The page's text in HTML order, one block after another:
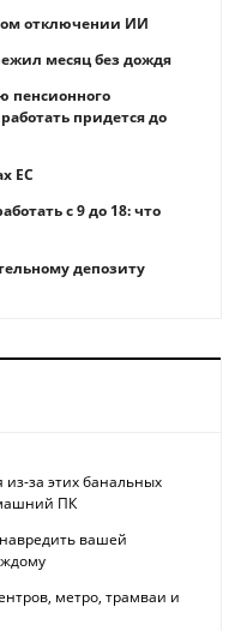
отключении ИИ
месяц без дождя
пенсионного
придется до
ЕС
с 9 до 18: что
депозиту
за этих банальных
ПК
вашей
метро, трамваи и